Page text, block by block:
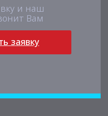
и наш
Вам
заявку